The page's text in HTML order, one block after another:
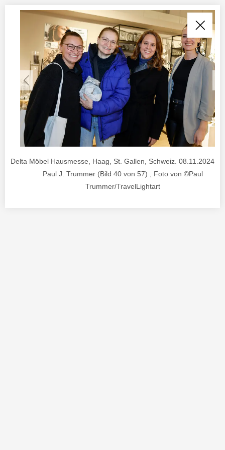
Delta Möbel Hausmesse, Haag, St. Gallen, Schweiz. 08.11.2024.
Paul J. Trummer (Bild 40 von 57) , Foto von ©Paul
Trummer/TravelLightart